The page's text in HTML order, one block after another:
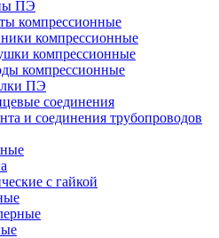
ПЭ
компрессионные
компрессионные
компрессионные
компрессионные
ПЭ
соединения
и соединения трубопроводов
с гайкой